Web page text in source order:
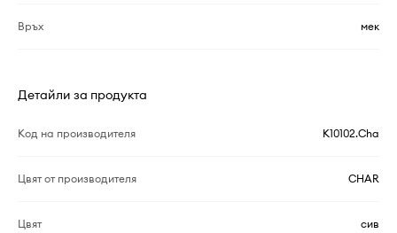
Връх мек
Детайли за продукта
Код на производителя K10102.Cha
Цвят от производителя CHAR
Цвят сив